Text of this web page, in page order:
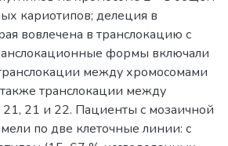
кариотипов; делеция в
вовлечена в транслокацию с
формы включали
между хромосомами
транслокации между
21 и 22. Пациенты с мозаичной
по две клеточные линии: с